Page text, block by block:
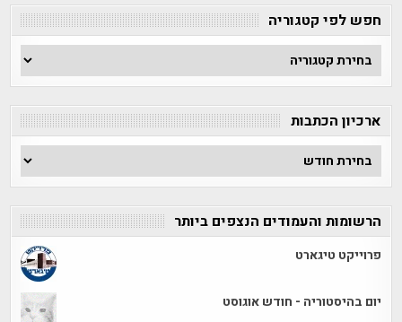
חפש לפי קטגוריה
חפש
לפי
קטגוריה
ארכיון הכתבות
ארכיון
הכתבות
הרשומות והעמודים הנצפים ביותר
פרוייקט טיגארט
יום בהיסטוריה - חודש אוגוסט